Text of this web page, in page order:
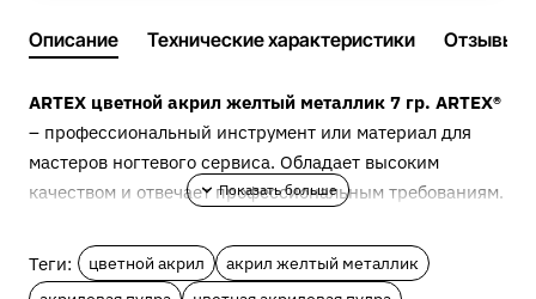
Описание Технические характеристики Отзывы
ARTEX цветной акрил желтый металлик 7 гр. ARTEX®
– профессиональный инструмент или материал для
мастеров ногтевого сервиса. Обладает высоким
качеством и отвечает профессиональным требованиям.
акрил желтый металлик 7
Теги: цветной акрил
акрил желтый металлик